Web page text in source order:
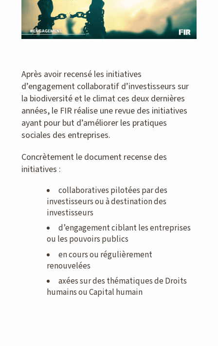
Après avoir recensé les initiatives
d’engagement collaboratif d’investisseurs sur
la biodiversité et le climat ces deux dernières
années, le FIR réalise une revue des initiatives
ayant pour but d’améliorer les pratiques
sociales des entreprises.
Concrètement le document recense des
initiatives :
collaboratives pilotées par des
investisseurs ou à destination des
investisseurs
d’engagement ciblant les entreprises
ou les pouvoirs publics
en cours ou régulièrement
renouvelées
axées sur des thématiques de Droits
humains ou Capital humain